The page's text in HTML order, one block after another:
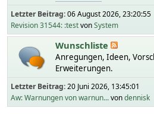
Letzter Beitrag:06 August 2026, 23:20:55
Revision 31544: :testvonSystem
Wunschliste
Anregungen, Ideen,
Erweiterungen.
Letzter Beitrag:20 Juni 2026, 13:45:01
Aw: Warnungen von warnun...vondennisk